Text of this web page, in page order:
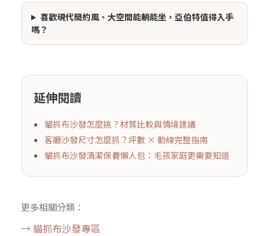
喜歡現代簡約風、大空間能躺能坐，亞伯特值得入手
嗎？
延伸閱讀
貓抓布沙發怎麼挑？材質比較與情境建議
客廳沙發尺寸怎麼抓？坪數 × 動線完整指南
貓抓布沙發清潔保養懶人包：毛孩家庭更需要知道
更多相關分類：
→ 貓抓布沙發專區